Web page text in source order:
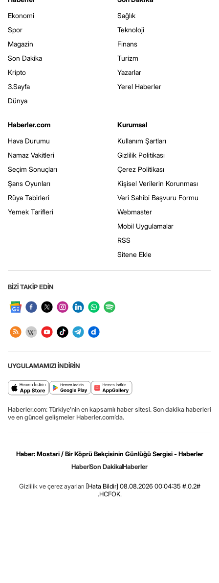
Ekonomi
Spor
Magazin
Son Dakika
Kripto
3.Sayfa
Dünya
Sağlık
Teknoloji
Finans
Turizm
Yazarlar
Yerel Haberler
Haberler.com
Hava Durumu
Namaz Vakitleri
Seçim Sonuçları
Şans Oyunları
Rüya Tabirleri
Yemek Tarifleri
Kurumsal
Kullanım Şartları
Gizlilik Politikası
Çerez Politikası
Kişisel Verilerin Korunması
Veri Sahibi Başvuru Formu
Webmaster
Mobil Uygulamalar
RSS
Sitene Ekle
BİZİ TAKİP EDİN
UYGULAMAMIZI İNDİRİN
Haberler.com: Türkiye’nin en kapsamlı haber sitesi. Son dakika haberleri
ve en güncel gelişmeler Haberler.com’da.
Haber: Mostari / Bir Köprü Bekçisinin Günlüğü Sergisi - Haberler
HaberSon DakikaHaberler
Gizlilik ve çerez ayarları [Hata Bildir] 08.08.2026 00:04:35 #.0.2#
.HCFOK.